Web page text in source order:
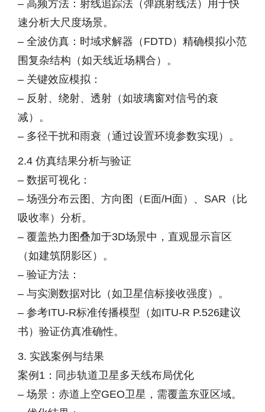
– 高频方法：射线追踪法（弹跳射线法）用于快
速分析大尺度场景。
– 全波仿真：时域求解器（FDTD）精确模拟小范
围复杂结构（如天线近场耦合）。
– 关键效应模拟：
– 反射、绕射、透射（如玻璃窗对信号的衰
减）。
– 多径干扰和雨衰（通过设置环境参数实现）。
2.4 仿真结果分析与验证
– 数据可视化：
– 场强分布云图、方向图（E面/H面）、SAR（比
吸收率）分析。
– 覆盖热力图叠加于3D场景中，直观显示盲区
（如建筑阴影区）。
– 验证方法：
– 与实测数据对比（如卫星信标接收强度）。
– 参考ITU-R标准传播模型（如ITU-R P.526建议
书）验证仿真准确性。
3. 实践案例与结果
案例1：同步轨道卫星多天线布局优化
– 场景：赤道上空GEO卫星，需覆盖东亚区域。